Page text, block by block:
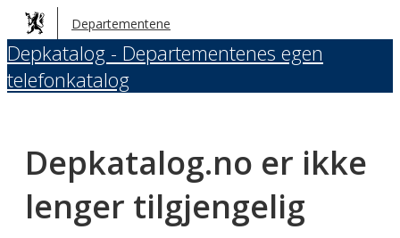
Hopp
til
hovedinnhold
Departementene
Depkatalog - Departementenes egen
telefonkatalog
Depkatalog.no er ikke
lenger tilgjengelig